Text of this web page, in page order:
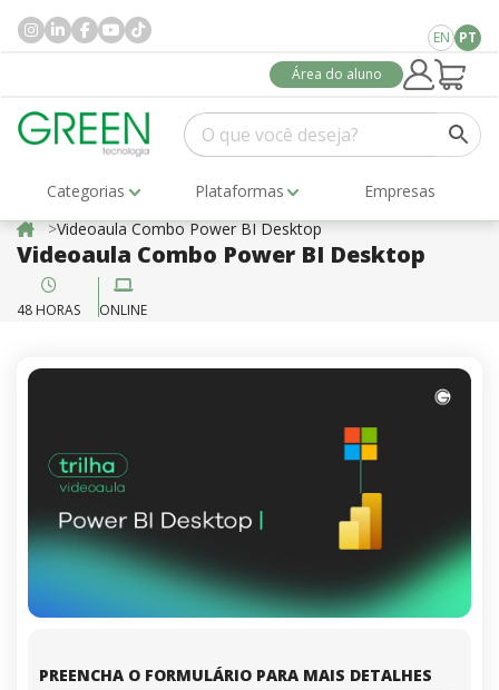
EN PT
Área do aluno
Categorias Plataformas
Empresas
Videoaula Combo Power BI Desktop
Videoaula Combo Power BI Desktop
48 HORAS ONLINE
PREENCHA O FORMULÁRIO PARA MAIS DETALHES